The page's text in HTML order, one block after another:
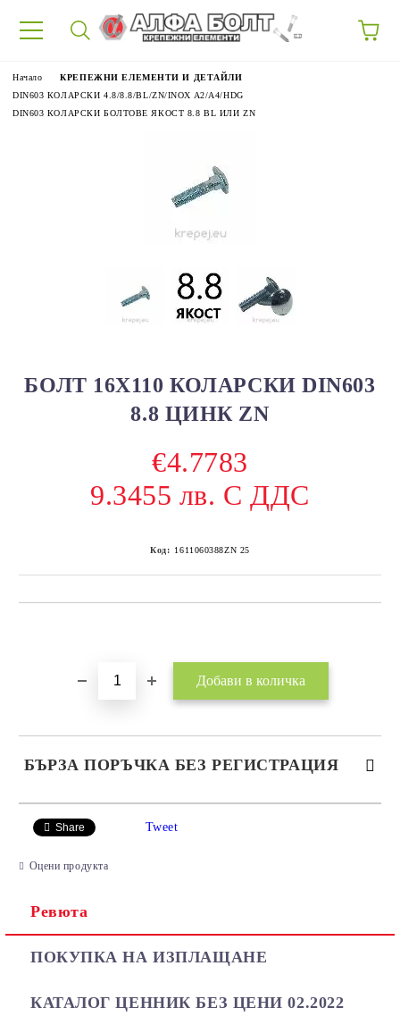
Начало
КРЕПЕЖНИ ЕЛЕМЕНТИ И ДЕТАЙЛИ
DIN603 КОЛАРСКИ 4.8/8.8/BL/ZN/INOX A2/A4/HDG
DIN603 КОЛАРСКИ БОЛТОВЕ ЯКОСТ 8.8 BL ИЛИ ZN
БОЛТ 16Х110 КОЛАРСКИ DIN603
8.8 ЦИНК ZN
€4.7783
9.3455 лв. С ДДС
Код: 1611060388ZN 25
БЪРЗА ПОРЪЧКА БЕЗ РЕГИСТРАЦИЯ
Ние ще се свържем с вас в рамките на работния ден.
Share Tweet
Оцени продукта
Ревюта
ПОКУПКА НА ИЗПЛАЩАНЕ
КАТАЛОГ ЦЕННИК БЕЗ ЦЕНИ 02.2022